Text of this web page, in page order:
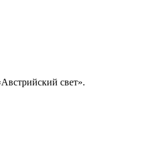
свет».